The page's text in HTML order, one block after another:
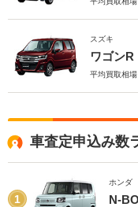
スズキ
ワゴンR
平均買取相場
車査定申込み数
1
ホンダ
N-